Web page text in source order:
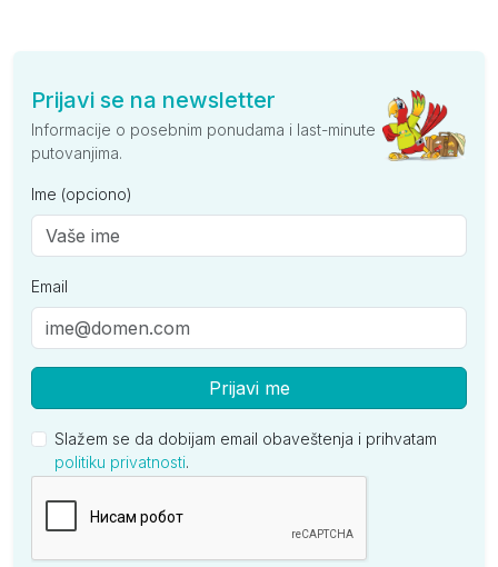
Prijavi se na newsletter
Informacije o posebnim ponudama i last-minute
putovanjima.
Ime (opciono)
Email
Prijavi me
Slažem se da dobijam email obaveštenja i prihvatam
politiku privatnosti.